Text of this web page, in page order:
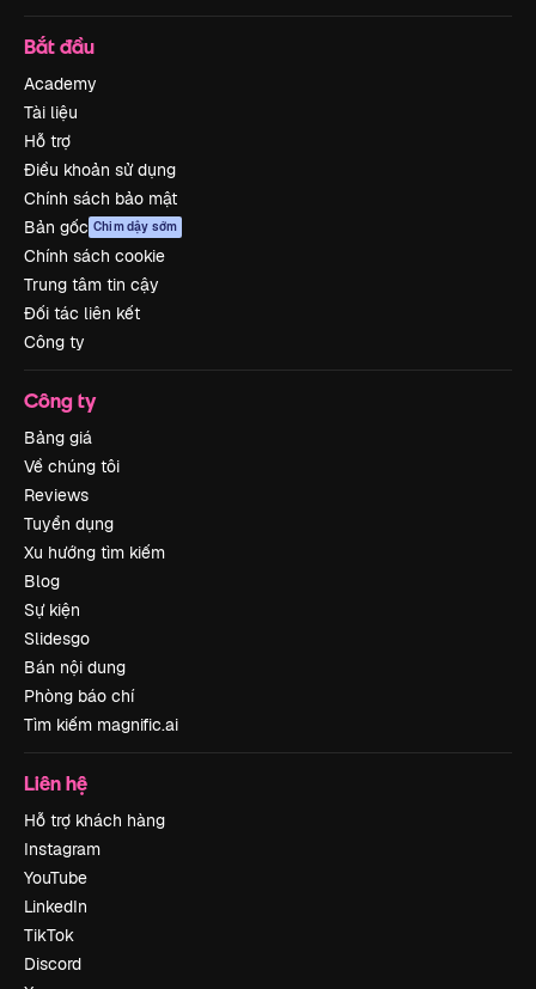
Bắt đầu
Academy
Tài liệu
Hỗ trợ
Điều khoản sử dụng
Chính sách bảo mật
Bản gốc Chim dậy sớm
Chính sách cookie
Trung tâm tin cậy
Đối tác liên kết
Công ty
Công ty
Bảng giá
Về chúng tôi
Reviews
Tuyển dụng
Xu hướng tìm kiếm
Blog
Sự kiện
Slidesgo
Bán nội dung
Phòng báo chí
Tìm kiếm magnific.ai
Liên hệ
Hỗ trợ khách hàng
Instagram
YouTube
LinkedIn
TikTok
Discord